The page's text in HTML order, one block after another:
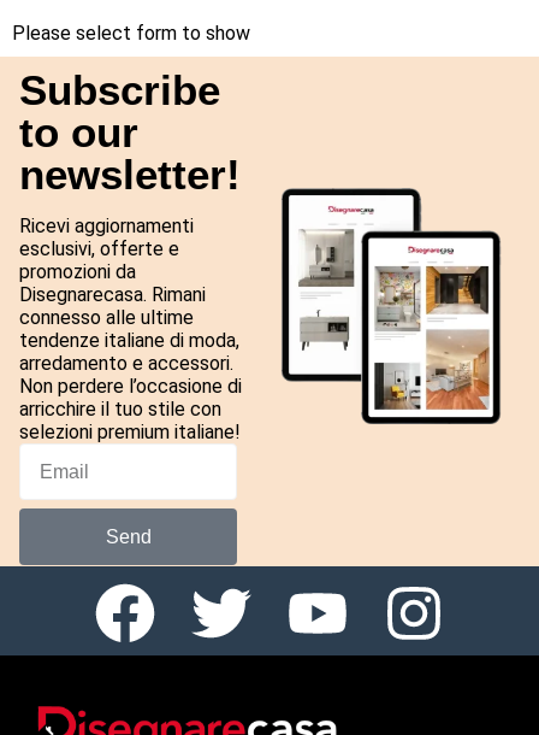
Please select form to show
Subscribe
to our
newsletter!
Ricevi aggiornamenti
esclusivi, offerte e
promozioni da
Disegnarecasa. Rimani
connesso alle ultime
tendenze italiane di moda,
arredamento e accessori.
Non perdere l’occasione di
arricchire il tuo stile con
selezioni premium italiane!
Send